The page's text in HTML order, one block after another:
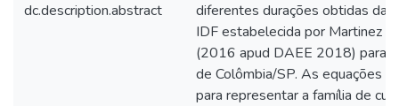
dc.description.abstract
diferentes durações obtidas da
IDF estabelecida por Martinez e
(2016 apud DAEE 2018) para o
de Colômbia/SP. As equações
para representar a família de